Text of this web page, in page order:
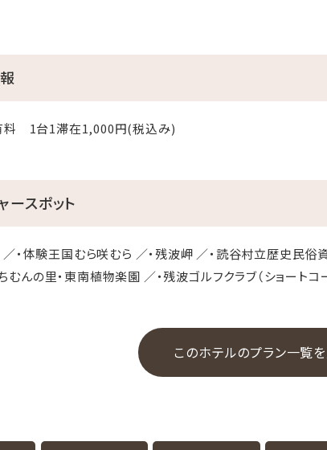
料 1台1滞在1,000円(税込み)
ースポット
／・体験王国むら咲むら ／・残波岬 ／・読谷村立歴史民
むんの里・東南植物楽園 ／・残波ゴルフクラブ（ショートコ
このホテルのプラン一覧